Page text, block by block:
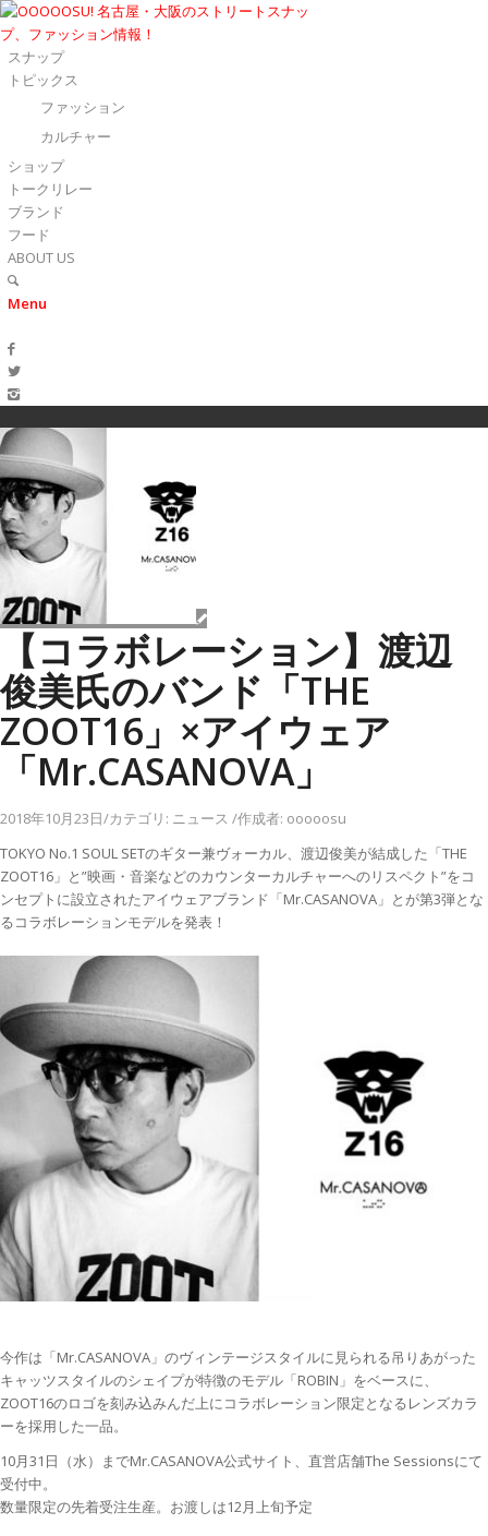
スナップ
トピックス
ファッション
カルチャー
ショップ
トークリレー
ブランド
フード
ABOUT US
Menu
【コラボレーション】渡辺
俊美氏のバンド「THE
ZOOT16」×アイウェア
「Mr.CASANOVA」
2018年10月23日/カテゴリ: ニュース /作成者: ooooosu
TOKYO No.1 SOUL SETのギター兼ヴォーカル、渡辺俊美が結成した「THE
ZOOT16」と”映画・音楽などのカウンターカルチャーへのリスペクト”をコ
ンセプトに設立されたアイウェアブランド「Mr.CASANOVA」とが第3弾とな
るコラボレーションモデルを発表！
今作は「Mr.CASANOVA」のヴィンテージスタイルに見られる吊りあがった
キャッツスタイルのシェイプが特徴のモデル「ROBIN」をベースに、
ZOOT16のロゴを刻み込みんだ上にコラボレーション限定となるレンズカラ
ーを採用した一品。
10月31日（水）までMr.CASANOVA公式サイト、直営店舗The Sessionsにて
受付中。
数量限定の先着受注生産。お渡しは12月上旬予定